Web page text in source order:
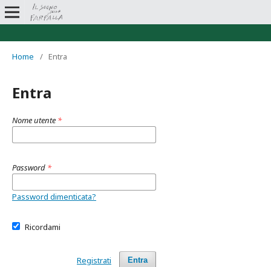
Home / Entra
Entra
Nome utente *
Password *
Password dimenticata?
Ricordami
Entra
Registrati